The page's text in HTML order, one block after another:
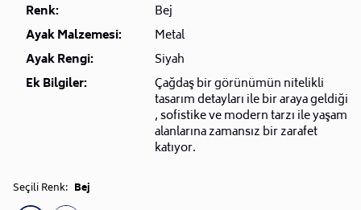
Renk:
Bej
Ayak Malzemesi:
Metal
Ayak Rengi:
Siyah
Ek Bilgiler:
Çağdaş bir görünümün nitelikli
tasarım detayları ile bir araya geldiği
, sofistike ve modern tarzı ile yaşam
alanlarına zamansız bir zarafet
katıyor.
Seçili Renk: Bej